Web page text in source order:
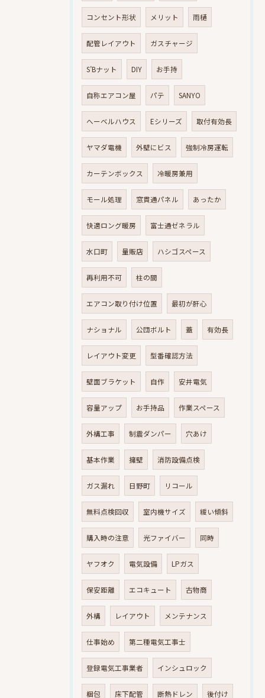
コンセント形状 メリット 雨樋
配管レイアウト ガスチャージ
S’Bナット DIY お手持
自称エアコン屋 パテ SANYO
へーベルハウス Eシリーズ 取付有効長
ヤマダ電機 外壁にビス 強制冷房運転
カーテンボックス 冷暖房兼用
モール処理 窓貫通パネル あったか
快適ロング暖房 富士通ゼネラル
水口町 量販店 ハシゴスペース
再利用不可 柱の間
エアコン取り付け位置 最初が肝心
ナショナル 公団ボルト 蓋 有効長
レイアウト変更 型番確認方法
壁面ブラケット 自作 安井電気
容量アップ お手持品 作業スペース
外構工事 制震ダンパー 穴あけ
基本作業 擁壁 消防設備点検
ガス漏れ 日野町 リコール
無料点検回収 室内機サイズ 緩い傾斜
購入時の注意 光ファイバー 同時
ヤフオク 電気設備 LPガス
保安距離 エコキュート 古物商
外構 レイアウト メンテナンス
仕事始め 第二種電気工事士
登録電気工事業者 インシュロック
梱包 床下配管 断熱ドレン 後付け